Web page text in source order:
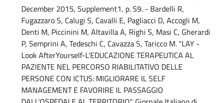
December 2015, Supplement1, p. S9. - Bardelli R,
Fugazzaro S, Calugi S, Cavalli E, Pagliacci D, Accogli M,
Denti M, Piccinini M, Altavilla A, Righi S, Masi C, Gherardi
P, Semprini A, Tedeschi C, Cavazza S, Taricco M. "LAY -
Look AfterYourself-L'EDUCAZIONE TERAPEUTICA AL
PAZIENTE NEL PERCORSO RIABILITATIVO DELLE
PERSONE CON ICTUS: MIGLIORARE IL SELF
MANAGEMENT E FAVORIRE IL PASSAGGIO